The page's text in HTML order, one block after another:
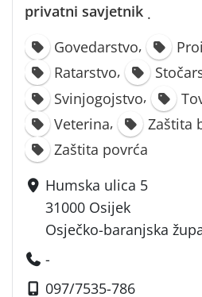
privatni savjetnik ·
Govedarstvo,
Ratarstvo,
Svinjogojstvo,
Veterina, Zaštita
Zaštita povrća
Humska ulica 5
31000 Osijek
Osječko-baranjska
-
097/7535-786